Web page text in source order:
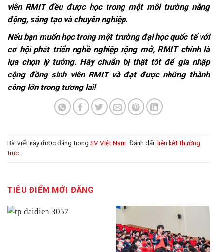
viên RMIT đều được học trong một môi trường năng
động, sáng tạo và chuyên nghiệp.
Nếu bạn muốn học trong một trường đại học quốc tế với
cơ hội phát triển nghề nghiệp rộng mở, RMIT chính là
lựa chọn lý tưởng. Hãy chuẩn bị thật tốt để gia nhập
cộng đồng sinh viên RMIT và đạt được những thành
công lớn trong tương lai!
Bài viết này được đăng trong SV Việt Nam . Đánh dấu liên kết thường
trực
TIÊU ĐIỂM MỚI ĐĂNG